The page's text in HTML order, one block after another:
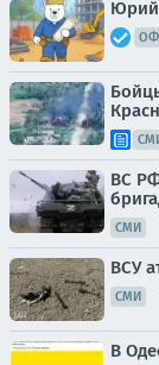
Юрий
ВС
СМИ
ВСУ
СМИ
В